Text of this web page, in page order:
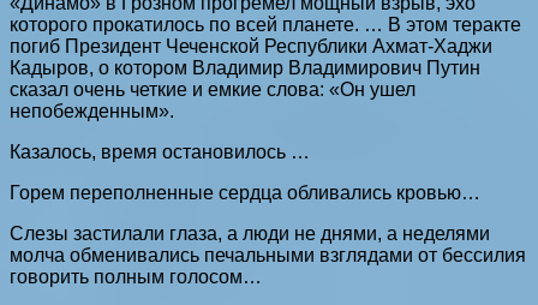
которого прокатилось по всей планете. … В этом теракте
погиб Президент Чеченской Республики Ахмат-Хаджи
Кадыров, о котором Владимир Владимирович Путин
сказал очень четкие и емкие слова: «Он ушел
непобежденным».
Казалось, время остановилось …
Горем переполненные сердца обливались кровью…
Слезы застилали глаза, а люди не днями, а неделями
молча обменивались печальными взглядами от бессилия
говорить полным голосом…